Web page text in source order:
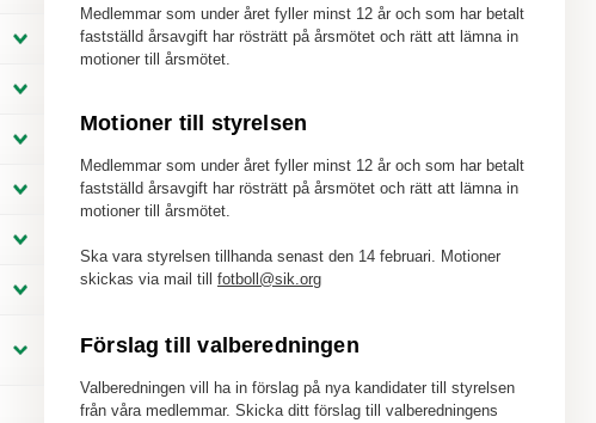
Medlemmar som under året fyller minst 12 år och som har betalt
fastställd årsavgift har rösträtt på årsmötet och rätt att lämna in
motioner till årsmötet.
Motioner till styrelsen
Medlemmar som under året fyller minst 12 år och som har betalt
fastställd årsavgift har rösträtt på årsmötet och rätt att lämna in
motioner till årsmötet.
Ska vara styrelsen tillhanda senast den 14 februari. Motioner
skickas via mail till fotboll@sik.org
Förslag till valberedningen
Valberedningen vill ha in förslag på nya kandidater till styrelsen
från våra medlemmar. Skicka ditt förslag till valberedningens